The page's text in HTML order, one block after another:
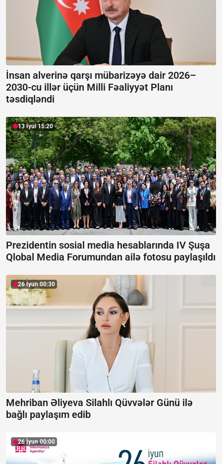
İnsan alverinə qarşı mübarizəyə dair 2026–
2030-cu illər üçün Milli Fəaliyyət Planı
təsdiqləndi
13 İyul 15:20
Prezidentin sosial media hesablarında IV Şuşa
Qlobal Media Forumundan ailə fotosu paylaşıldı
26 İyun 00:30
Mehriban Əliyeva Silahlı Qüvvələr Günü ilə
bağlı paylaşım edib
26 İyun 00:00